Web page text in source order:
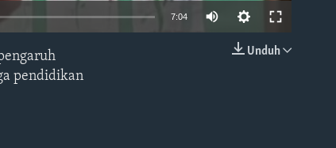
7:04
Unduh
pendidikan